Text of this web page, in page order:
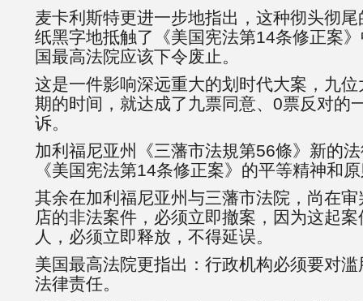
麦卡利斯特更进一步地指出，这种彻头彻
纸黑字地抵触了《美国宪法第14条修正案
国最高法院应该下令废止。
这是一件影响深远重大的划时代大案，九
期的时间，就达成了九票同意、0票反对的
诉。
加利福尼亚州《三藩市法規第56條》新的
《美国宪法第14条修正案》的平等精神和
其余在加利福尼亚州与三藩市法院，尚在
店的非法案件，必须立即撤案，因为这起
人，必须立即释放，不得延误。
美国最高法院更指出：行政机构必须要对
法律责任。